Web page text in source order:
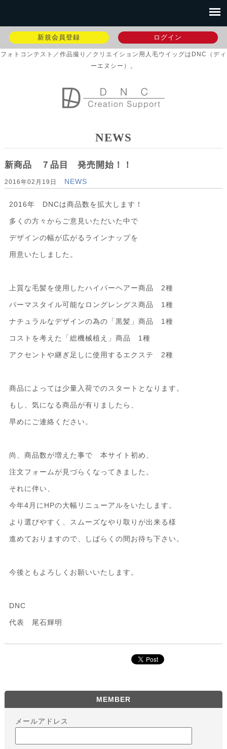
新規会員登録 ログイン
フォトコンテスト／作品撮り／クリエイション用人毛ウイッグはDNC（ディ
ーエヌシー）。
NEWS
新商品 ７品目 発売開始！！
2016年02月19日 NEWS
2016年 DNCは商品数を拡大します！
多くの方々からご意見いただいた中で
デザインの幅が広がるラインナップを
用意いたしました。
上質な毛髪を使用したハイパーヘアー商品 2種
パーマスタイル可能なロングレングス商品 1種
ナチュラルなデザインの為の「黒髪」商品 1種
コストを考えた「総機械植え」商品 1種
アクセントや継ぎ足しに使用するエクステ 2種
商品によっては少量入荷でのスタートとなります。
もし、気になる商品が有りましたら、
早めにご連絡ください。
尚、商品数が増えた事で 本サイト初め、
注文フォームが見づらくなってきました。
それに伴い、
今年4月にHPの大幅リニューアルをいたします。
より選びやすく、スムーズなやり取りが出来る様
進めておりますので、しばらくの間お待ち下さい。
今後ともよろしくお願いいたします。
DNC
代表 尾石輝明
MEMBER
メールアドレス